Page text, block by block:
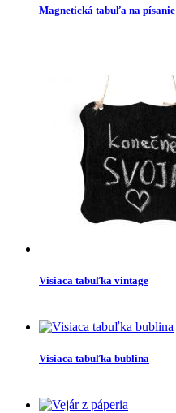
Magnetická tabuľa na písanie
Visiaca tabuľka vintage
Visiaca tabuľka bublina